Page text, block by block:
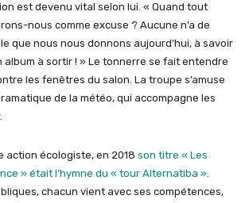
est devenu vital selon lui. « Quand tout
nous comme excuse ? Aucune n’a de
que nous nous donnons aujourd’hui, à savoir
album à sortir ! » Le tonnerre se fait entendre
les fenêtres du salon. La troupe s’amuse
de la météo, qui accompagne les
action écologiste, en 2018 son titre « Les
» était l’hymne du « tour Alternatiba ».
chacun vient avec ses compétences,